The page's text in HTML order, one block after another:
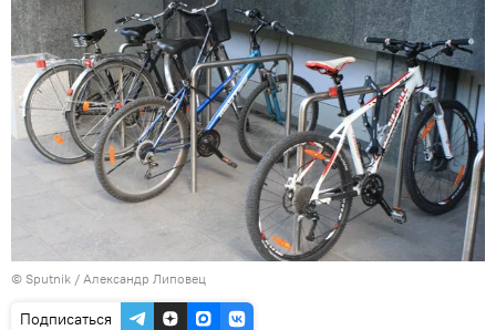
© Sputnik / Александр Липовец
Подписаться